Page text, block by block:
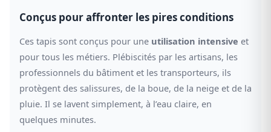
Conçus pour affronter les pires conditions
Ces tapis sont conçus pour une utilisation intensive et
pour tous les métiers. Plébiscités par les artisans, les
professionnels du bâtiment et les transporteurs, ils
protègent des salissures, de la boue, de la neige et de la
pluie. Il se lavent simplement, à l’eau claire, en
quelques minutes.